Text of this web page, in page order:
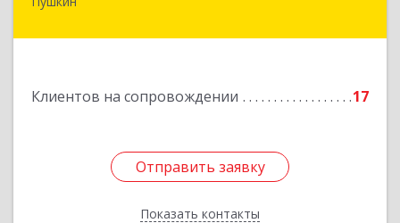
Клиентов на сопровождении 17
Отправить заявку
Показать контакты
Подробнее
Отправить заявку
Назад